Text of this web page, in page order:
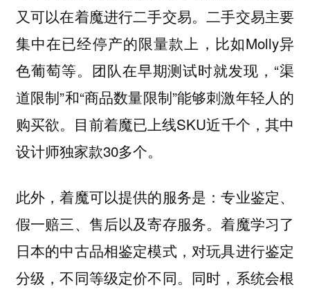
又可以在着魔进行二手交易。二手交易主要
集中在已经停产的限量款上，比如Molly异
色葡萄等。团队在早期测试时就发现，“渠
道限制”和“商品数量限制”能够刺激年轻人的
购买欲。目前着魔已上线SKU近千个，其中
设计师独家款30多个。
此外，着魔可以提供的服务是：专业鉴定、
假一赔三、售后以及寄存服务。着魔学习了
日本的中古品相鉴定模式，对玩具进行鉴定
分级，不同等级定价不同。同时，系统会根